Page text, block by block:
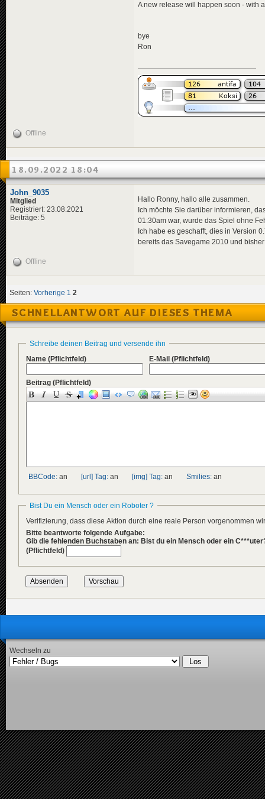
A new release will happen soon - with
bye
Ron
Offline
18.09.2022 18:04
John_9035
Mitglied
Registriert: 23.08.2021
Beiträge: 5
Hallo Ronny, hallo alle zusammen.
Ich möchte Sie darüber informieren,
01:30am war, wurde das Spiel ohne
Ich habe es geschafft, dies in Version
bereits das Savegame 2010 und
Offline
Seiten: Vorherige 1 2
SCHNELLANTWORT AUF DIESES THEMA
Schreibe deinen Beitrag und versende ihn
Name (Pflichtfeld) E-Mail (Pflichtfeld)
Beitrag (Pflichtfeld)
BBCode: an [url] Tag: an [img] Tag: an Smilies: an
Bist Du ein Mensch oder ein Roboter ?
Verifizierung, dass diese Aktion durch eine reale Person vorgenommen
Bitte beantworte folgende Aufgabe:
Gib die fehlenden Buchstaben an: Bist du ein Mensch oder ein
(Pflichtfeld)
Wechseln zu